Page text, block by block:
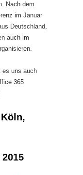
Nach dem
im Januar
Deutschland,
auch im
es uns auch
365